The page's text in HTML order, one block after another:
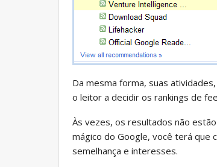
Da mesma forma, suas
o leitor a decidir os rankings de
Às vezes, os resultados não
mágico do Google, você terá que
semelhança e interesses.